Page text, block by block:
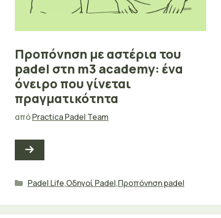
Προπόνηση με αστέρια του
padel στη m3 academy: ένα
όνειρο που γίνεται
πραγματικότητα
απόPractica Padel Team
Κατηγορίες
Padel Life,Οδηγοί Padel,Προπόνηση padel